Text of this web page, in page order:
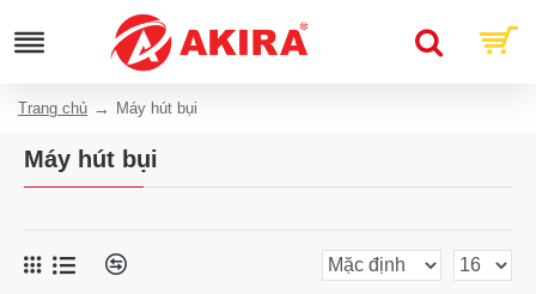
Trang chủ Máy hút bụi
Máy hút bụi